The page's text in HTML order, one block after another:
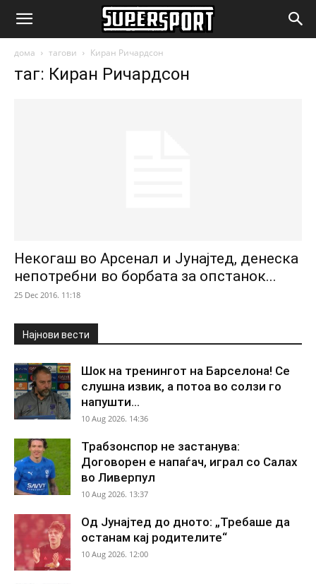
SuperSport.mk
дома тагови Киран Ричардсон
таг: Киран Ричардсон
Некогаш во Арсенал и Јунајтед, денеска
непотребни во борбата за опстанок...
25 Dec 2016. 11:18
Најнови вести
Шок на тренингот на Барселона! Се
слушна извик, а потоа во солзи го
напушти...
10 Aug 2026. 14:36
Трабзонспор не застанува:
Договорен е напаѓач, играл со Салах
во Ливерпул
10 Aug 2026. 13:37
Од Јунајтед до дното: „Требаше да
останам кај родителите“
10 Aug 2026. 12:00